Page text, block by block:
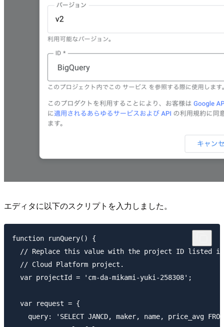
エディタに以下のスクリプトを入力しました。
function runQuery() {
// Replace this value with the project ID listed
  // Cloud Platform project.
  var projectId = 'cm-da-mikami-yuki-258308';
  var request = {
query: 'SELECT JANCD, maker, name, price_avg